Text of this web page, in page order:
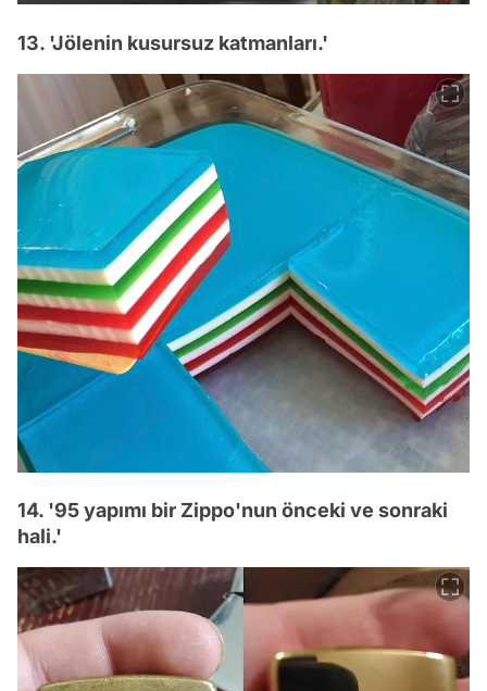
13. 'Jölenin kusursuz katmanları.'
14. '95 yapımı bir Zippo'nun önceki ve sonraki
hali.'